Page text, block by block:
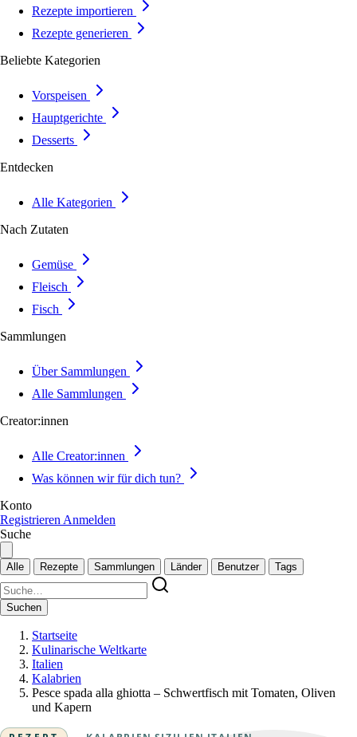
Rezepte importieren
Rezepte generieren
Beliebte Kategorien
Vorspeisen
Hauptgerichte
Desserts
Entdecken
Alle Kategorien
Nach Zutaten
Gemüse
Fleisch
Fisch
Sammlungen
Über Sammlungen
Alle Sammlungen
Creator:innen
Alle Creator:innen
Was können wir für dich tun?
Konto
Registrieren Anmelden
Suche
Alle Rezepte Sammlungen Länder Benutzer Tags
Suchen
Startseite
Kulinarische Weltkarte
Italien
Kalabrien
Pesce spada alla ghiotta – Schwertfisch mit Tomaten, Oliven
und Kapern